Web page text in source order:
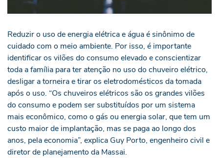
Reduzir o uso de energia elétrica e água é sinônimo de
cuidado com o meio ambiente. Por isso, é importante
identificar os vilões do consumo elevado e conscientizar
toda a família para ter atenção no uso do chuveiro elétrico,
desligar a torneira e tirar os eletrodomésticos da tomada
após o uso. “Os chuveiros elétricos são os grandes vilões
do consumo e podem ser substituídos por um sistema
mais econômico, como o gás ou energia solar, que tem um
custo maior de implantação, mas se paga ao longo dos
anos, pela economia”, explica Guy Porto, engenheiro civil e
diretor de planejamento da Massai.